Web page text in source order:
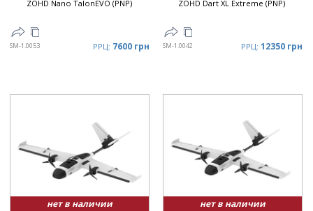
ZOHD Nano TalonEVO (PNP)
SM-1.0053 РРЦ: 7600 грн
ZOHD Dart XL Extreme (PNP)
SM-1.0042 РРЦ: 12350 грн
нет в наличии нет в наличии